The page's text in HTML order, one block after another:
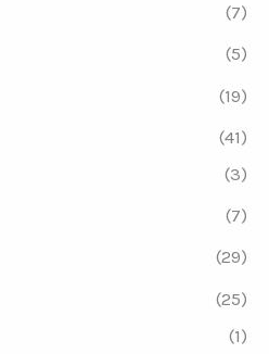
(7)
(5)
(19)
(41)
(3)
(7)
(29)
(25)
(1)